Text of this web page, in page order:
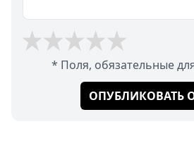
* Поля, обязательные
ОПУБЛИКОВАТЬ